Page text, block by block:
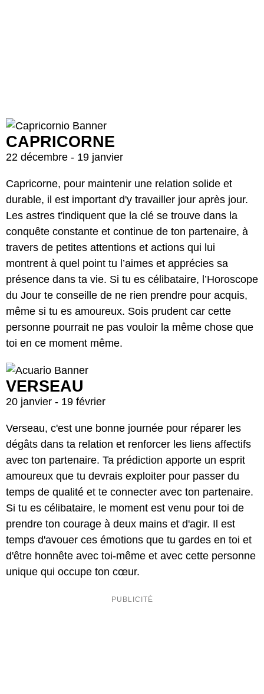
CAPRICORNE
22 décembre - 19 janvier
Capricorne, pour maintenir une relation solide et
durable, il est important d'y travailler jour après jour.
Les astres t'indiquent que la clé se trouve dans la
conquête constante et continue de ton partenaire, à
travers de petites attentions et actions qui lui
montrent à quel point tu l’aimes et apprécies sa
présence dans ta vie. Si tu es célibataire, l’Horoscope
du Jour te conseille de ne rien prendre pour acquis,
même si tu es amoureux. Sois prudent car cette
personne pourrait ne pas vouloir la même chose que
toi en ce moment même.
VERSEAU
20 janvier - 19 février
Verseau, c'est une bonne journée pour réparer les
dégâts dans ta relation et renforcer les liens affectifs
avec ton partenaire. Ta prédiction apporte un esprit
amoureux que tu devrais exploiter pour passer du
temps de qualité et te connecter avec ton partenaire.
Si tu es célibataire, le moment est venu pour toi de
prendre ton courage à deux mains et d'agir. Il est
temps d'avouer ces émotions que tu gardes en toi et
d'être honnête avec toi-même et avec cette personne
unique qui occupe ton cœur.